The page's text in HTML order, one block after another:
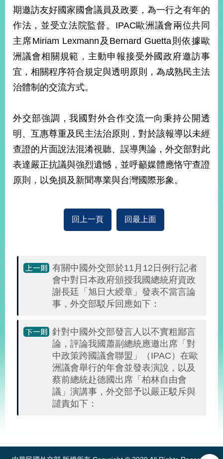
覽
部
新
聞
中
心
外
訊
國
家
與
地
區
開
相
站
期邀訪友好國家國會議員及政要，為一行之有年的
作法，並受立法院監督。IPAC歐洲議會兩位共同
主席Miriam Lexmann及Bernard Guetta則依據歐
洲議會相關規範，主動申報接受外國政府邀訪事
宜，相關程序符合規定與透明原則，為成熟民主法
治體制的交流方式。
外交部強調，我國對外合作交流一向秉持公開透
明、互惠尊重及民主法治原則，對於該報導以未經
查證的片面說法混淆視聽、誤導輿論，外交部對此
表達嚴正抗議與強烈遺憾，並呼籲媒體應恪守查證
原則，以免損及新聞專業與台灣國際形象。
回上一頁 回最上面
有關中國外交部於11月12日例行記者
會中對日本政府頒授我國總統府資政
謝長廷「旭日大綬章」發表不當言論
事，外交部駁斥回應如下：
針對中國外交部發言人以不實粗鄙言
論，評論我國蕭副總統應邀出席「對
中政策跨國議會聯盟」（IPAC）在歐
洲議會舉行的年會並發表演說，以及
蔡前總統赴德國出席「柏林自由會
議」演講事，外交部予以嚴正駁斥與
譴責如下：